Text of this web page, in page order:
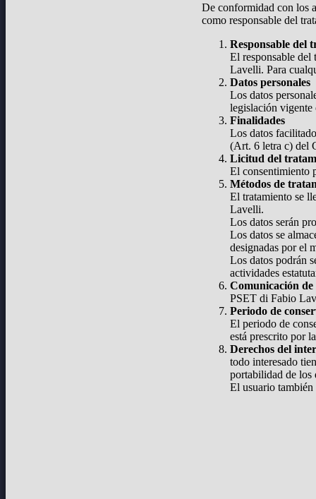
De conformidad con los
como responsable del
Responsable del
El responsable
Lavelli. Para
Datos personales
Los datos
legislación vigente
Finalidades
Los datos
(Art. 6 letra c) del
Licitud del
El consentimiento
Métodos de
El tratamiento se
Lavelli.
Los datos serán
Los datos se
designadas por el
Los datos podrán
actividades
Comunicación de
PSET di Fabio
Periodo de
El periodo de
está prescrito por
Derechos del
todo interesado
portabilidad de los
El usuario también